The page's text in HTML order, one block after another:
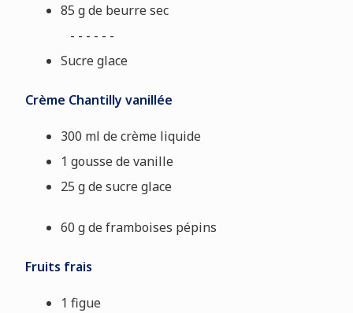
85 g de beurre sec
- - - - - -
Sucre glace
Crème Chantilly vanillée
300 ml de crème liquide
1 gousse de vanille
25 g de sucre glace
60 g de framboises pépins
Fruits frais
1 figue